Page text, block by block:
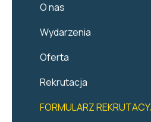
O nas
Wydarzenia
Oferta
Rekrutacja
FORMULARZ